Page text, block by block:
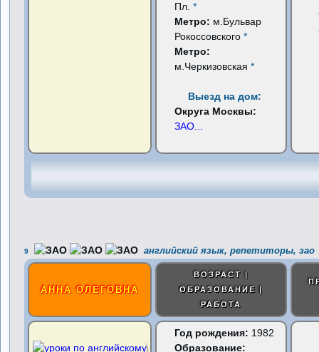
Пл.*
Метро: м.Бульвар
Рокоссовского*
Метро:
м.Черкизовская*
Выезд на дом:
Округа Москвы:
ЗАО
9 английский язык, репетиторы, зао
АННА ОЛЕГОВНА
ВОЗРАСТ |
ОБРАЗОВАНИЕ |
РАБОТА
Год рождения: 1982
Образование: